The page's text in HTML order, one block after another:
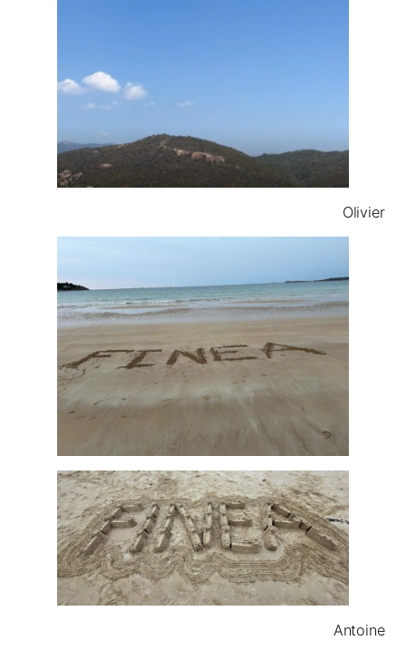
Olivier
Antoine